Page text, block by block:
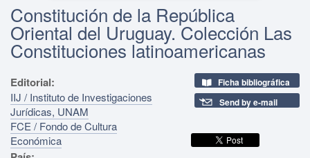
Constitución de la República
Oriental del Uruguay. Colección Las
Constituciones latinoamericanas
Editorial:
IIJ / Instituto de Investigaciones
Jurídicas, UNAM
FCE / Fondo de Cultura
Económica
Ficha bibliográfica
Send by e-mail